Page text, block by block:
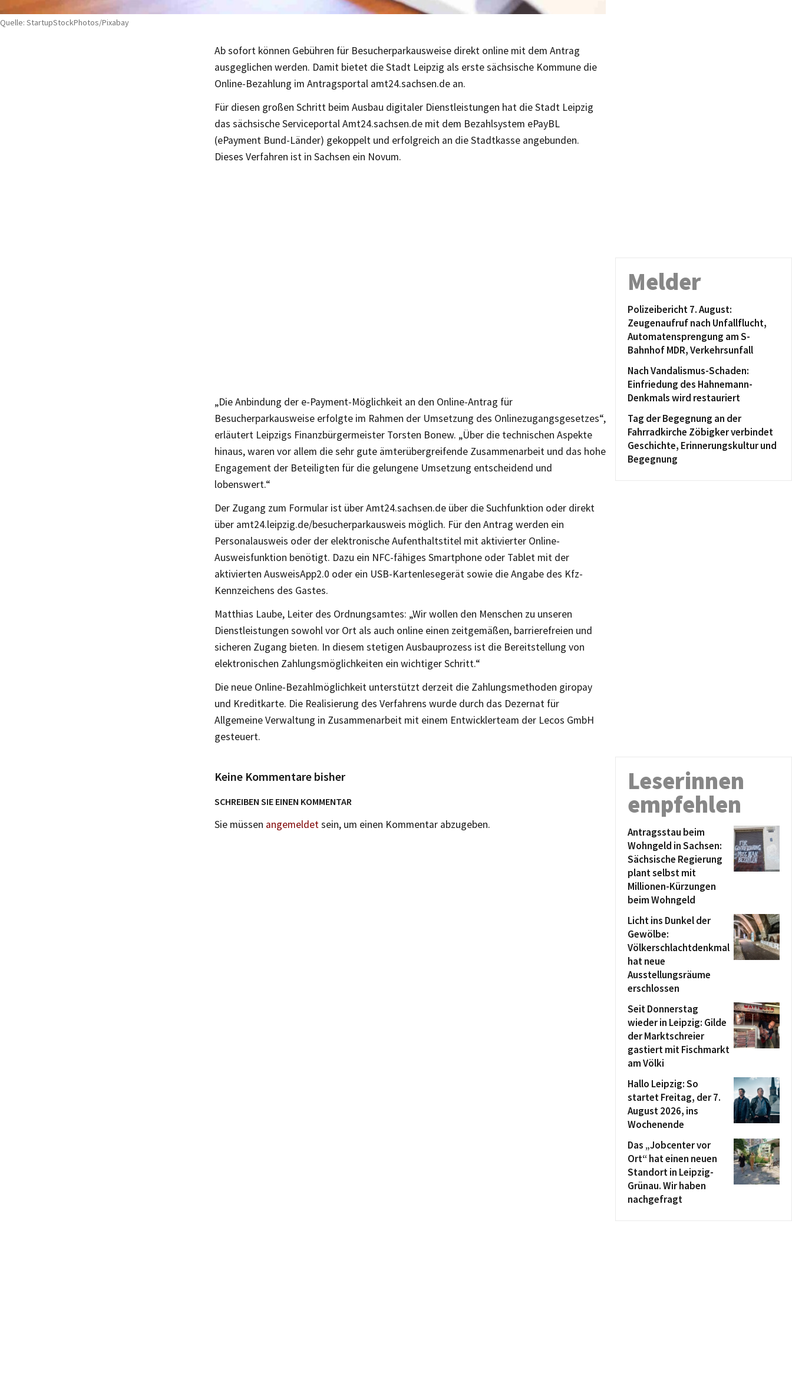
Quelle: StartupStockPhotos/Pixabay
Ab sofort können Gebühren für Besucherparkausweise direkt online mit dem Antrag
ausgeglichen werden. Damit bietet die Stadt Leipzig als erste sächsische Kommune die
Online-Bezahlung im Antragsportal amt24.sachsen.de an.
Für diesen großen Schritt beim Ausbau digitaler Dienstleistungen hat die Stadt Leipzig
das sächsische Serviceportal Amt24.sachsen.de mit dem Bezahlsystem ePayBL
(ePayment Bund-Länder) gekoppelt und erfolgreich an die Stadtkasse angebunden.
Dieses Verfahren ist in Sachsen ein Novum.
„Die Anbindung der e-Payment-Möglichkeit an den Online-Antrag für
Besucherparkausweise erfolgte im Rahmen der Umsetzung des Onlinezugangsgesetzes“,
erläutert Leipzigs Finanzbürgermeister Torsten Bonew. „Über die technischen Aspekte
hinaus, waren vor allem die sehr gute ämterübergreifende Zusammenarbeit und das hohe
Engagement der Beteiligten für die gelungene Umsetzung entscheidend und
lobenswert.“
Der Zugang zum Formular ist über Amt24.sachsen.de über die Suchfunktion oder direkt
über amt24.leipzig.de/besucherparkausweis möglich. Für den Antrag werden ein
Personalausweis oder der elektronische Aufenthaltstitel mit aktivierter Online-
Ausweisfunktion benötigt. Dazu ein NFC-fähiges Smartphone oder Tablet mit der
aktivierten AusweisApp2.0 oder ein USB-Kartenlesegerät sowie die Angabe des Kfz-
Kennzeichens des Gastes.
Matthias Laube, Leiter des Ordnungsamtes: „Wir wollen den Menschen zu unseren
Dienstleistungen sowohl vor Ort als auch online einen zeitgemäßen, barrierefreien und
sicheren Zugang bieten. In diesem stetigen Ausbauprozess ist die Bereitstellung von
elektronischen Zahlungsmöglichkeiten ein wichtiger Schritt.“
Die neue Online-Bezahlmöglichkeit unterstützt derzeit die Zahlungsmethoden giropay
und Kreditkarte. Die Realisierung des Verfahrens wurde durch das Dezernat für
Allgemeine Verwaltung in Zusammenarbeit mit einem Entwicklerteam der Lecos GmbH
gesteuert.
Keine Kommentare bisher
SCHREIBEN SIE EINEN KOMMENTAR
Sie müssen angemeldetsein, um einen Kommentar abzugeben.
Melder
Polizeibericht 7. August:
Zeugenaufruf nach Unfallflucht,
Automatensprengung am S-
Bahnhof MDR, Verkehrsunfall
Nach Vandalismus-Schaden:
Einfriedung des Hahnemann-
Denkmals wird restauriert
Tag der Begegnung an der
Fahrradkirche Zöbigker verbindet
Geschichte, Erinnerungskultur und
Begegnung
Leserinnen
empfehlen
Antragsstau beim
Wohngeld in Sachsen:
Sächsische Regierung
plant selbst mit
Millionen-Kürzungen
beim Wohngeld
Licht ins Dunkel der
Gewölbe:
Völkerschlachtdenkmal
hat neue
Ausstellungsräume
erschlossen
Seit Donnerstag
wieder in Leipzig: Gilde
der Marktschreier
gastiert mit Fischmarkt
am Völki
Hallo Leipzig: So
startet Freitag, der 7.
August 2026, ins
Wochenende
Das „Jobcenter vor
Ort“ hat einen neuen
Standort in Leipzig-
Grünau. Wir haben
nachgefragt